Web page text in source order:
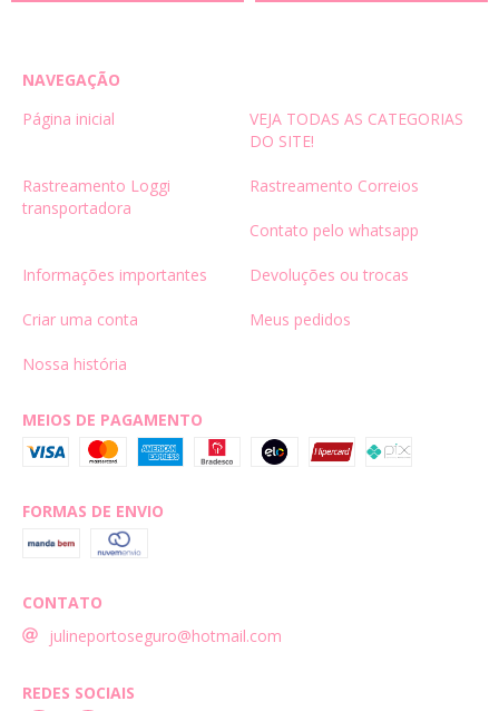
NAVEGAÇÃO
Página inicial
VEJA TODAS AS CATEGORIAS
DO SITE!
Rastreamento Loggi
transportadora
Rastreamento Correios
Contato pelo whatsapp
Informações importantes Devoluções ou trocas
Criar uma conta Meus pedidos
Nossa história
MEIOS DE PAGAMENTO
FORMAS DE ENVIO
CONTATO
julineportoseguro@hotmail.com
REDES SOCIAIS